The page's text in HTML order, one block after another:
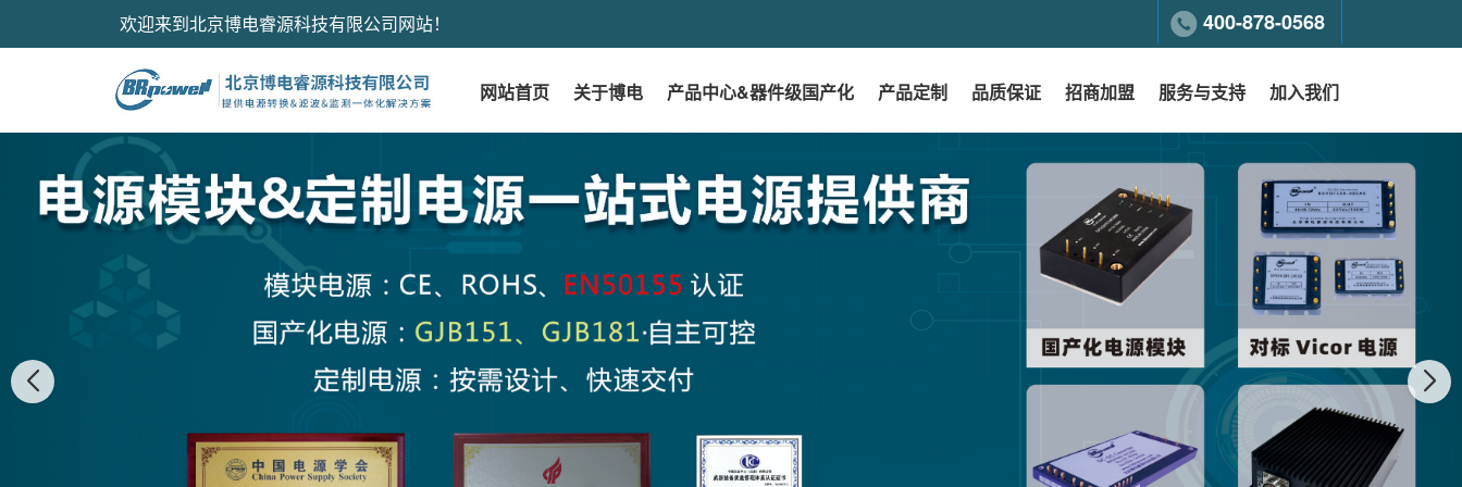
欢迎来到北京博电睿源科技有限公司网站！ 400-878-0568
网站首页 关于博电 产品中心&器件级国产化 产品定制 品质保证 招商加盟 服务与支持 加入我们